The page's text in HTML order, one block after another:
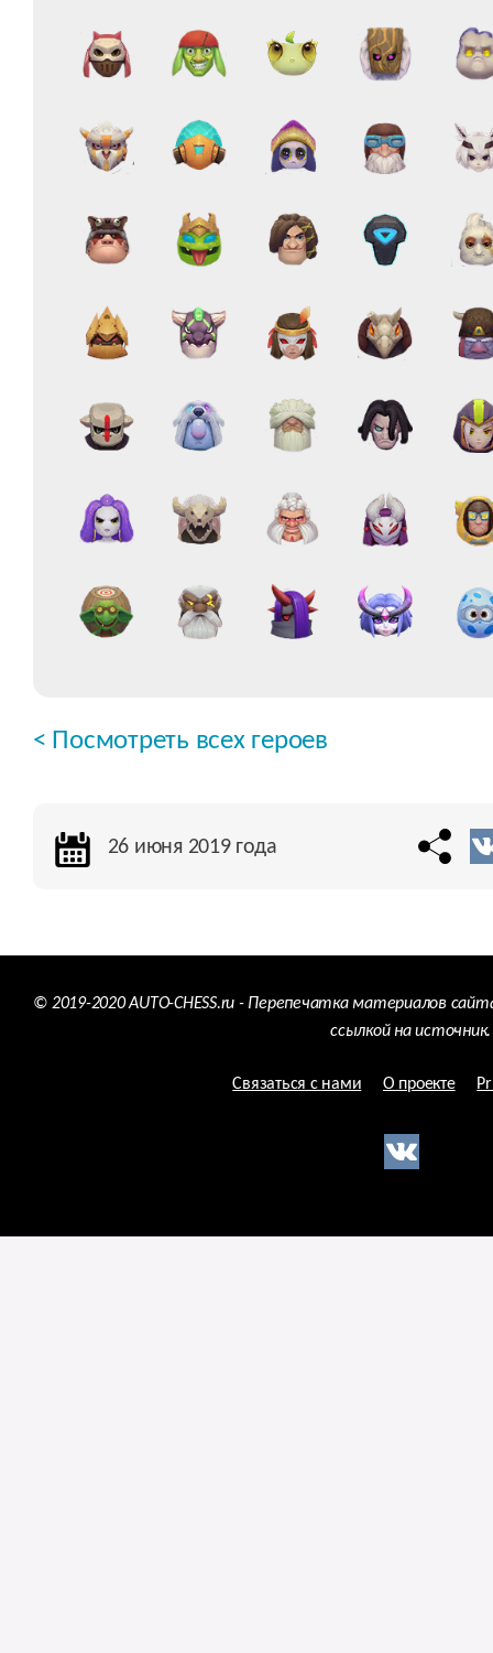
< Посмотреть всех героев
26 июня 2019 года
© 2019-2020 AUTO-CHESS.ru - Перепечатка материалов
ссылкой на источник.
Связаться с нами О проекте